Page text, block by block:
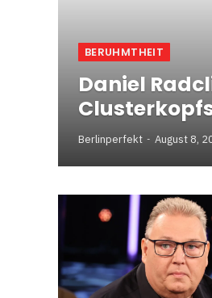
BERUHMTHEIT
Daniel
Berlinperfekt August 8,